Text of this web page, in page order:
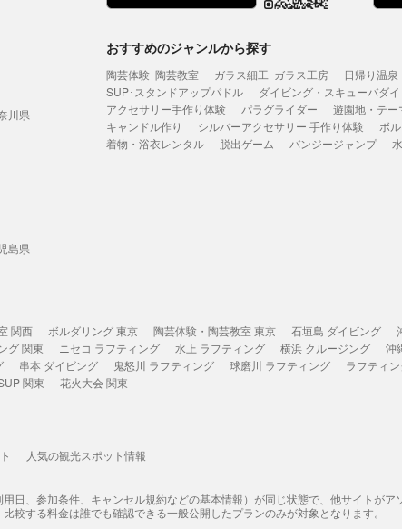
川県
島県
おすすめのジャンルから探す
陶芸体験･陶芸教室 ガラス細工･ガラス工房 日帰り温泉
SUP･スタンドアップパドル
ダイビング・スキューバダ
アクセサリー手作り体験
パラグライダー 遊園地・テー
キャンドル作り
シルバーアクセサリー 手作り体験 ボ
着物・浴衣レンタル
脱出ゲーム バンジージャンプ
関西 ボルダリング 東京 陶芸体験・陶芸教室 東京 石垣島 ダイビング
グ 関東 ニセコ ラフティング 水上 ラフティング 横浜 クルージング
沖
串本 ダイビング 鬼怒川 ラフティング 球磨川 ラフティング ラフティ
関東 花火大会 関東
人気の観光スポット情報
日、参加条件、キャンセル規約などの基本情報）が同じ状態で、他サイトが
する料金は誰でも確認できる一般公開したプランのみが対象となります。